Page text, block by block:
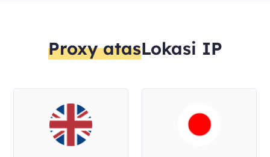
Proxy atasLokasi IP